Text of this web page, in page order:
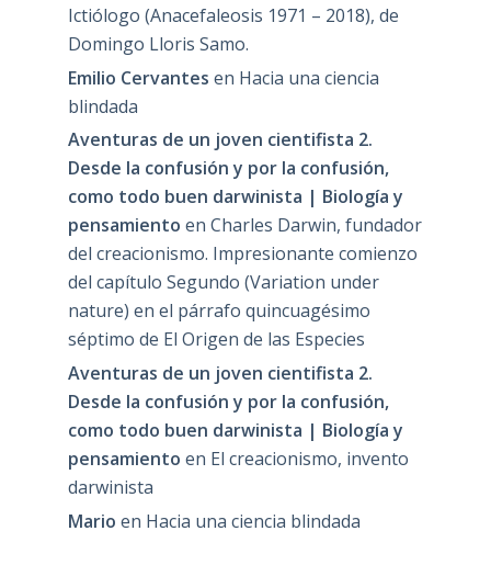
Ictiólogo (Anacefaleosis 1971 – 2018), de
Domingo Lloris Samo.
Emilio Cervantes en Hacia una ciencia
blindada
Aventuras de un joven cientifista 2.
Desde la confusión y por la confusión,
como todo buen darwinista | Biología y
pensamiento en Charles Darwin, fundador
del creacionismo. Impresionante comienzo
del capítulo Segundo (Variation under
nature) en el párrafo quincuagésimo
séptimo de El Origen de las Especies
Aventuras de un joven cientifista 2.
Desde la confusión y por la confusión,
como todo buen darwinista | Biología y
pensamiento en El creacionismo, invento
darwinista
Mario en Hacia una ciencia blindada